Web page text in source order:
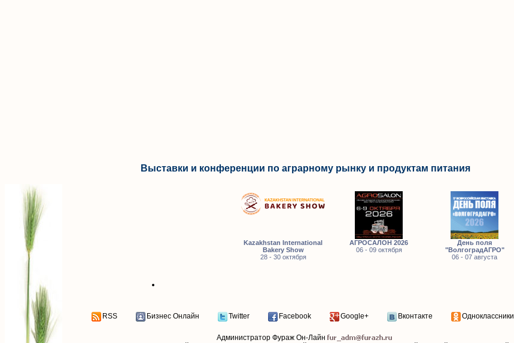
Выставки и конференции по аграрному рынку и продуктам питания
Kazakhstan International
Bakery Show
28 - 30 октября
АГРОСАЛОН 2026
06 - 09 октября
День поля
"ВолгоградАГРО"
06 - 07 августа
RSS Бизнес Онлайн Twitter Facebook Google+ Вконтакте Одноклассники
Администратор Фураж Он-Лайн